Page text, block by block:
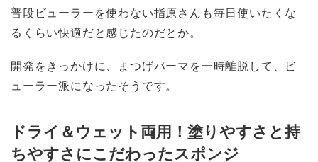
普段ビューラーを使わない指原さんも毎日使いたくな
るくらい快適だと感じたのだとか。
開発をきっかけに、まつげパーマを一時離脱して、ビ
ューラー派になったそうです。
ドライ＆ウェット両用！塗りやすさと持
ちやすさにこだわったスポンジ